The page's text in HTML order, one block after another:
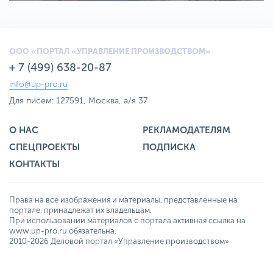
ООО «ПОРТАЛ «УПРАВЛЕНИЕ ПРОИЗВОДСТВОМ»
+ 7 (499) 638-20-87
info@up-pro.ru
Для писем: 127591, Москва, а/я 37
О НАС
РЕКЛАМОДАТЕЛЯМ
СПЕЦПРОЕКТЫ
ПОДПИСКА
КОНТАКТЫ
Права на все изображения и материалы, представленные на
портале, принадлежат их владельцам.
При использовании материалов с портала активная ссылка на
www.up-pro.ru обязательна.
2010-2026 Деловой портал «Управление производством»